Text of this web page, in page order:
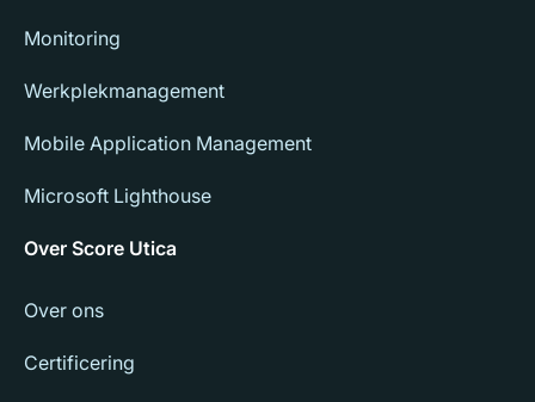
Monitoring
Werkplekmanagement
Mobile Application Management
Microsoft Lighthouse
Over Score Utica
Over ons
Certificering